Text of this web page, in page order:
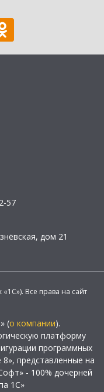
57
дом 21
Все права на сайт
(о компании).
платформу
программных
представленные на
- 100% дочерней
1С»